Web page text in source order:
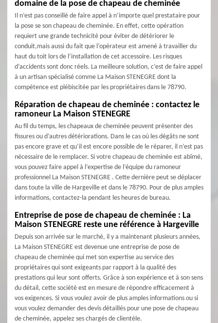
domaine de la pose de chapeau de cheminée
Il n’est pas conseillé de faire appel à n’importe quel prestataire pour
la pose se son chapeau de cheminée. En effet, cette opération
requiert une grande technicité pour éviter de détériorer le
conduit,mais aussi du fait que l’opérateur est amené à travailler du
haut du toit lors de l’installation de cet accessoire. Les risques
d’accidents sont donc réels. La meilleure solution, c’est de faire appel
à un artisan spécialisé comme La Maison STENEGRE dont la
compétence est plébiscitée par les propriétaires dans le 78790.
Réparation de chapeau de cheminée : contactez le
ramoneur La Maison STENEGRE
Au fil du temps, les chapeaux de cheminée peuvent présenter des
fissures ou d’autres détériorations. Dans le cas où les dégâts ne sont
pas encore grave et qu’il est encore possible de le réparer, il n’est pas
nécessaire de le remplacer. Si votre chapeau de cheminée est abîmé,
vous pouvez faire appel à l’expertise de l’équipe du ramoneur
professionnel La Maison STENEGRE . Cette dernière peut se déplacer
dans toute la ville de Hargeville et dans le 78790. Pour de plus amples
informations, contactez-la pendant les heures de bureau.
Entreprise de pose de chapeau de cheminée : La
Maison STENEGRE reste une référence à Hargeville
Depuis son arrivée sur le marché, il y a maintenant plusieurs années,
La Maison STENEGRE est devenue une entreprise de pose de
chapeau de cheminée qui met son expertise au service des
propriétaires qui sont exigeants par rapport à la qualité des
prestations qui leur sont offerts. Grâce à son expérience et à son sens
du détail, cette société est en mesure de répondre efficacement à
vos exigences. Si vous voulez avoir de plus amples informations ou si
vous voulez demander des devis détaillés pour une pose de chapeau
de cheminée, appelez ses chargés de clientèle.